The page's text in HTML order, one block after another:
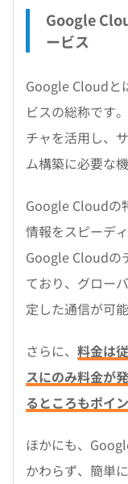
Google
ービス
Google Cloudと
ビスの総称です
チャを活用し、
ム構築に必要な
Google Cloudの
情報をスピーデ
Google Cloudの
ており、グロー
定した通信が可能
さらに、 料金は
スにのみ料金が
るところもポイン
ほかにも、
かわらず、簡単